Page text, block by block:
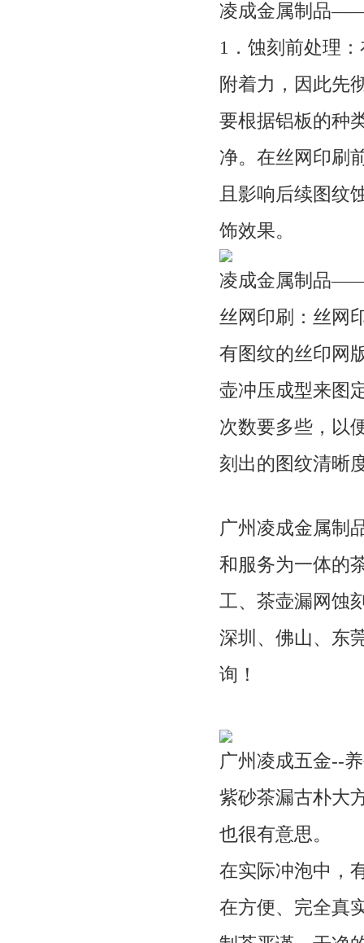
凌成金属制品
1．蚀刻前处理
附着力，因此先
要根据铝板的种
净。在丝网印刷
且影响后续图纹
饰效果。
凌成金属制品
丝网印刷：丝网
有图纹的丝印网
壶冲压成型来图
次数要多些，以
刻出的图纹清晰
广州凌成金属制
和服务为一体的
工、茶壶漏网蚀
深圳、佛山、东
询！
广州凌成五金--
紫砂茶漏古朴大
也很有意思。
在实际冲泡中，
在方便、完全真